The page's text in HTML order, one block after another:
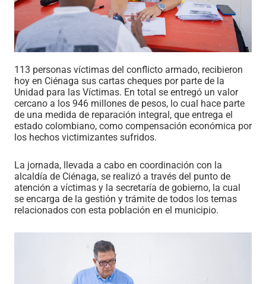
113 personas víctimas del conflicto armado, recibieron
hoy en Ciénaga sus cartas cheques por parte de la
Unidad para las Víctimas. En total se entregó un valor
cercano a los 946 millones de pesos, lo cual hace parte
de una medida de reparación integral, que entrega el
estado colombiano, como compensación económica por
los hechos victimizantes sufridos.
La jornada, llevada a cabo en coordinación con la
alcaldía de Ciénaga, se realizó a través del punto de
atención a víctimas y la secretaría de gobierno, la cual
se encarga de la gestión y trámite de todos los temas
relacionados con esta población en el municipio.